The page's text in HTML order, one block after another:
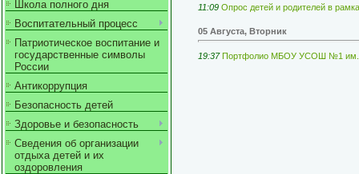
Школа полного дня
Воспитательный процесс
Патриотическое воспитание и
государственные символы
России
Антикоррупция
Безопасность детей
Здоровье и безопасность
Сведения об организации
отдыха детей и их
оздоровления
11:09 Опрос детей и родителей в
05 Августа, Вторник
19:37 Портфолио МБОУ УСОШ №1 им.